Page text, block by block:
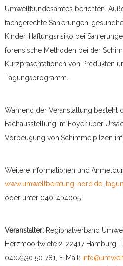
Umweltbundesamtes berichten.
fachgerechte Sanierungen,
Kinder, Haftungsrisiko bei
forensische Methoden bei der
Kurzpräsentationen von Produkten
Tagungsprogramm.
Während der Veranstaltung besteht
Fachausstellung im Foyer über
Vorbeugung von Schimmelpilzen
Weitere Informationen und
www.umweltberatung-nord.de,
oder unter 040-404005.
Veranstalter: Regionalverband
Herzmoortwiete 2, 22417 Hamburg,
040/530 50 781, E-Mail: